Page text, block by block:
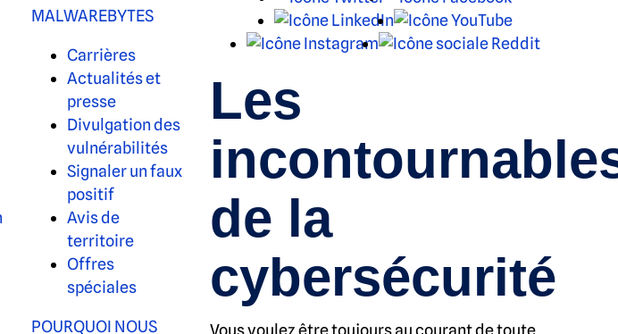
MALWAREBYTES
Carrières
Actualités et
presse
Divulgation des
vulnérabilités
Signaler un faux
positif
Avis de
territoire
Offres
spéciales
POURQUOI NOUS
LinkedIn
YouTube
Instagram
Reddit
Les
de la
cybersécurité
Vous voulez être toujours au courant de toute